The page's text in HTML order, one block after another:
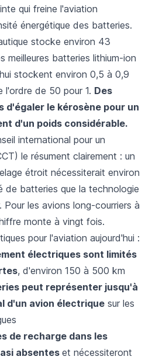
qui freine l'aviation
énergétique des batteries.
stocke environ 43
meilleures batteries lithium-ion
stockent environ 0,5 à 0,9
de 50 pour 1. Des
d'égaler le kérosène pour un
d'un poids considérable.
international pour un
le résument clairement : un
étroit nécessiterait environ
de batteries que la technologie
Pour les avions long-courriers à
monte à vingt fois.
pour l'aviation aujourd'hui :
électriques sont limités
, d'environ 150 à 500 km
peut représenter jusqu'à
d'un avion électrique sur les
de recharge dans les
absentes et nécessiteront